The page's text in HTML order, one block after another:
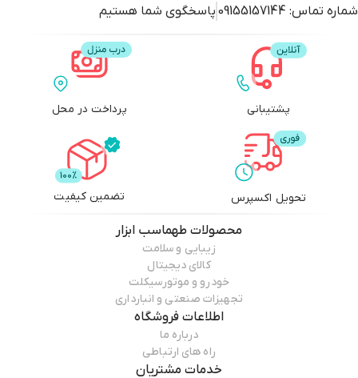
شماره تماس: 09155157144 پاسخگوی شما هستیم
پشتیبانی پرداخت در محل
تحویل اکسپرس تضمین کیفیت
محصولات طهماسب ابزار
زیبایی و سلامت
کالای دیجیتال
خودرو و موتورسیکلت
تجهیزات صنعتی و انبارداری
اطلاعات فروشگاه
درباره ما
راه های ارتباطی
خدمات مشتریان